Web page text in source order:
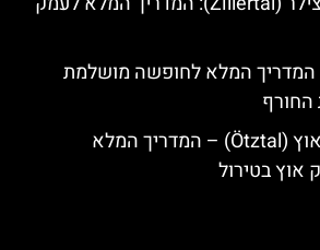
המדריך המלא לחופשה מושלמת
החורף
אטרקציות בעמק אוץ (Ötztal) – המדריך המלא
אוץ בטירול